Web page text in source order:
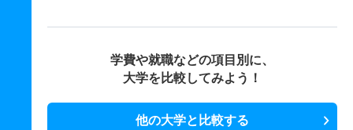
学費や就職などの項目別に、
大学を比較してみよう！
他の大学と比較する